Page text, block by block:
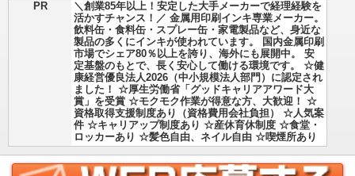
PR
＼創業85年以上！安定した大手メーカーで経理経験を
活かすチャンス！／ 金属用印刷インキ専業メーカー。
飲料缶・食料缶・スプレー缶・家電製品など、身近な
製品の多くにインキが使われています。 国内金属印刷
市場でシェア80％以上を誇り、海外にも展開中。 安
定基盤のもとで、長く安心して働ける環境です。 ☆健
康経営優良法人2026（中小規模法人部門）に認定され
ました！ ☆厚生労働省「グッドキャリアアワード大
賞」を受賞 ☆モクモク作業が得意な方、大歓迎！ ☆
資格取得支援制度あり（資格費用会社負担） ☆人気案
件 ☆キャリアップ制度あり ☆産休育休制度 ☆食堂・
ロッカーあり ☆髪色自由、ネイル自由 ☆喫煙所あり